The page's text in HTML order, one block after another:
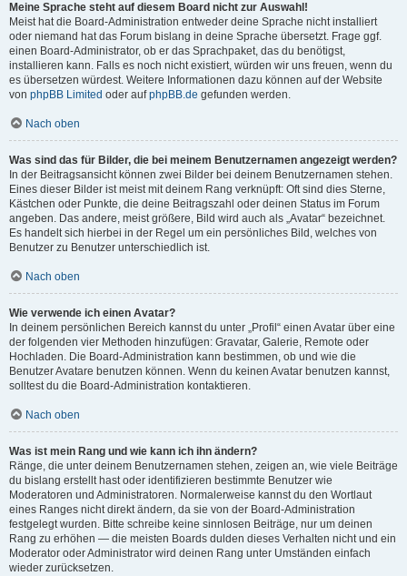
Meine Sprache steht auf diesem Board nicht zur Auswahl!
Meist hat die Board-Administration entweder deine Sprache nicht installiert
oder niemand hat das Forum bislang in deine Sprache übersetzt. Frage ggf.
einen Board-Administrator, ob er das Sprachpaket, das du benötigst,
installieren kann. Falls es noch nicht existiert, würden wir uns freuen, wenn du
es übersetzen würdest. Weitere Informationen dazu können auf der Website
von phpBB Limited oder aufphpBB.de gefunden werden.
Nach oben
Was sind das für Bilder, die bei meinem Benutzernamen angezeigt werden?
In der Beitragsansicht können zwei Bilder bei deinem Benutzernamen stehen.
Eines dieser Bilder ist meist mit deinem Rang verknüpft: Oft sind dies Sterne,
Kästchen oder Punkte, die deine Beitragszahl oder deinen Status im Forum
angeben. Das andere, meist größere, Bild wird auch als „Avatar“ bezeichnet.
Es handelt sich hierbei in der Regel um ein persönliches Bild, welches von
Benutzer zu Benutzer unterschiedlich ist.
Nach oben
Wie verwende ich einen Avatar?
In deinem persönlichen Bereich kannst du unter „Profil“ einen Avatar über eine
der folgenden vier Methoden hinzufügen: Gravatar, Galerie, Remote oder
Hochladen. Die Board-Administration kann bestimmen, ob und wie die
Benutzer Avatare benutzen können. Wenn du keinen Avatar benutzen kannst,
solltest du die Board-Administration kontaktieren.
Nach oben
Was ist mein Rang und wie kann ich ihn ändern?
Ränge, die unter deinem Benutzernamen stehen, zeigen an, wie viele Beiträge
du bislang erstellt hast oder identifizieren bestimmte Benutzer wie
Moderatoren und Administratoren. Normalerweise kannst du den Wortlaut
eines Ranges nicht direkt ändern, da sie von der Board-Administration
festgelegt wurden. Bitte schreibe keine sinnlosen Beiträge, nur um deinen
Rang zu erhöhen — die meisten Boards dulden dieses Verhalten nicht und ein
Moderator oder Administrator wird deinen Rang unter Umständen einfach
wieder zurücksetzen.